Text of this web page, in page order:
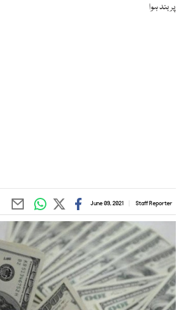
پر بند ہوا
Staff Reporter
June 09, 2021